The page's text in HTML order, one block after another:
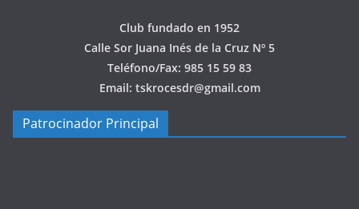
Club fundado en 1952
Calle Sor Juana Inés de la Cruz Nº 5
Teléfono/Fax: 985 15 59 83
Email: tskrocesdr@gmail.com
Patrocinador Principal